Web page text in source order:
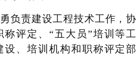
负责建设工程技术工作，协
称评定、“五大员”培训等工
设、培训机构和职称评定部